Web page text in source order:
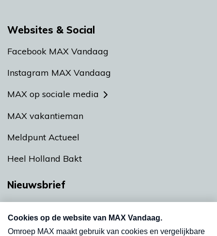
Websites & Social
Facebook MAX Vandaag
Instagram MAX Vandaag
MAX op sociale media
MAX vakantieman
Meldpunt Actueel
Heel Holland Bakt
Nieuwsbrief
nieuwsbrief. Elke vrijdag- en dinsdagochtend in
uw mailbox.